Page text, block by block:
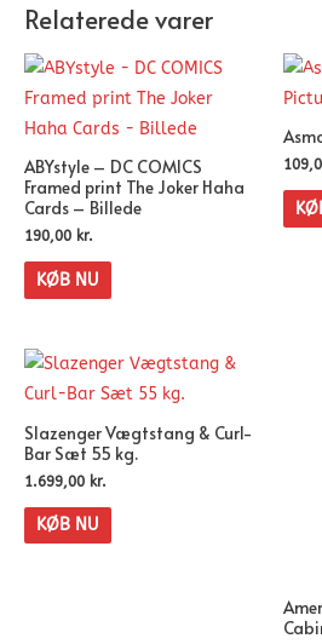
Relaterede varer
ABYstyle – DC COMICS
Framed print The Joker Haha
Cards – Billede
190,00 kr.
KØB NU
Slazenger Vægtstang & Curl-
Bar Sæt 55 kg.
1.699,00 kr.
KØB NU